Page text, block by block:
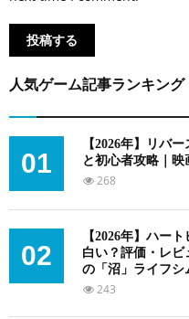
人気ゲーム記事ランキング
01
【2026年】リバ
と初心者攻略｜
268
02
【2026年】ハー
白い？評価・レ
の「沼」ライフシ
243